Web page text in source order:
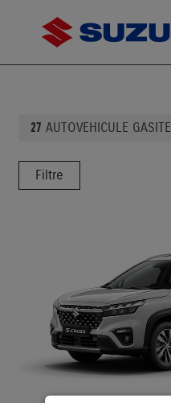
27 AUTOVEHICULE GASITE
Filtre
TRANSMISIE
MOTORIZARE